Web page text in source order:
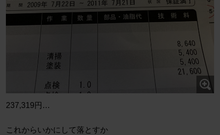
237,319円…
これからいかにして落とすか